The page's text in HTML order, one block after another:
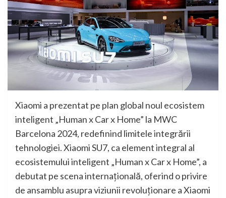
Xiaomi a prezentat pe plan global noul ecosistem
inteligent „Human x Car x Home” la MWC
Barcelona 2024, redefinind limitele integrării
tehnologiei. Xiaomi SU7, ca element integral al
ecosistemului inteligent „Human x Car x Home”, a
debutat pe scena internațională, oferind o privire
de ansamblu asupra viziunii revoluționare a Xiaomi